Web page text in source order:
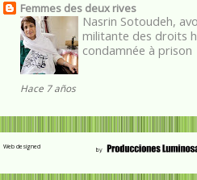
Femmes des deux rives
Nasrin Sotoudeh,
militante des droits
condamnée à prison
Hace 7 años
Web designed